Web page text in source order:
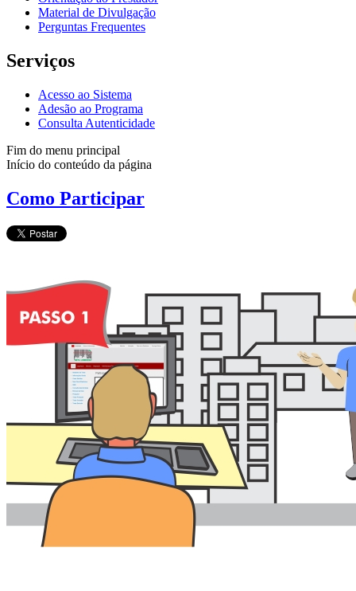
Material de Divulgação
Perguntas Frequentes
Serviços
Acesso ao Sistema
Adesão ao Programa
Consulta Autenticidade
Fim do menu principal
Início do conteúdo da página
Como Participar